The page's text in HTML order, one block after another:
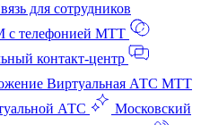
для сотрудников
с телефонией МТТ
контакт‑центр
Виртуальная АТС МТТ
АТС
Московский